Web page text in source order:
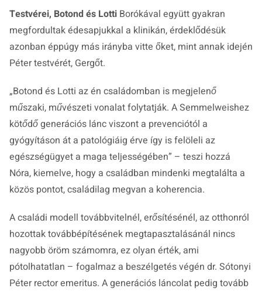
Testvérei, Botond és Lotti Borókával együtt gyakran
megfordultak édesapjukkal a klinikán, érdeklődésük
azonban éppúgy más irányba vitte őket, mint annak idején
Péter testvérét, Gergőt.
„Botond és Lotti az én családomban is megjelenő
műszaki, művészeti vonalat folytatják. A Semmelweishez
kötődő generációs lánc viszont a prevenciótól a
gyógyításon át a patológiáig érve így is felöleli az
egészségügyet a maga teljességében” – teszi hozzá
Nóra, kiemelve, hogy a családban mindenki megtalálta a
közös pontot, családilag megvan a koherencia.
A családi modell továbbvitelnél, erősítésénél, az otthonról
hozottak továbbépítésének megtapasztalásánál nincs
nagyobb öröm számomra, ez olyan érték, ami
pótolhatatlan – fogalmaz a beszélgetés végén dr. Sótonyi
Péter rector emeritus. A generációs láncolat pedig tovább